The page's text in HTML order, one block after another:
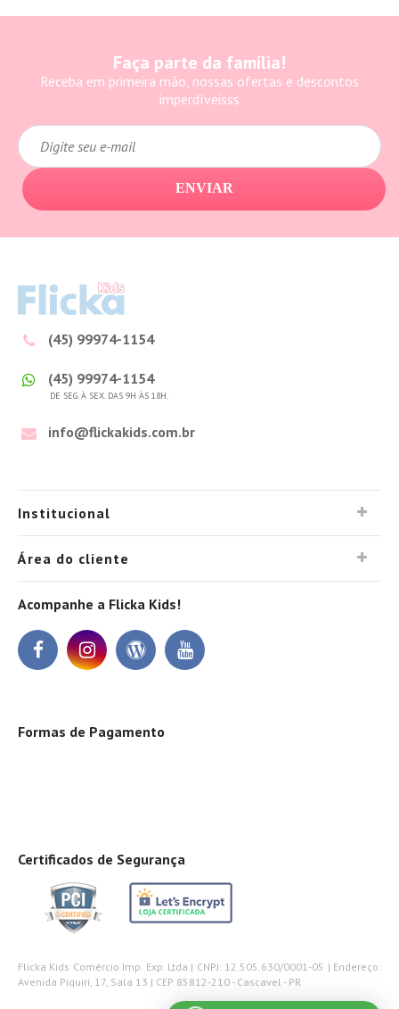
Faça parte da família!
Receba em primeira mão, nossas ofertas e descontos
imperdíveisss
ENVIAR
(45) 99974-1154
(45) 99974-1154
DE SEG. À SEX. DAS 9H ÀS 18H.
info@flickakids.com.br
Institucional
Área do cliente
Acompanhe a Flicka Kids!
Formas de Pagamento
Certificados de Segurança
Flicka Kids Comércio Imp. Exp. Ltda | CNPJ: 12.505.630/0001-05 | Endereço:
Avenida Piquiri, 17, Sala 13 | CEP 85812-210 - Cascavel - PR